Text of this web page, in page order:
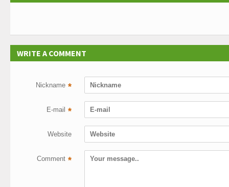
WRITE A COMMENT
Nickname *
E-mail *
Website
Comment *